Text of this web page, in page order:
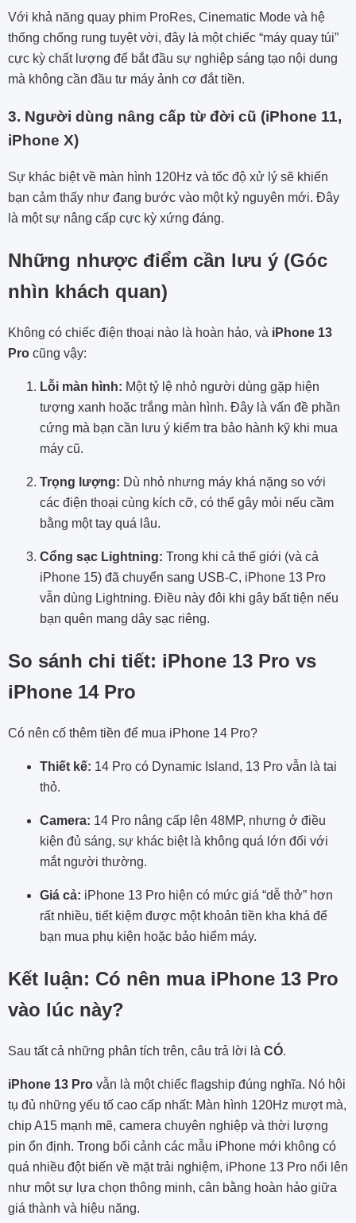
Với khả năng quay phim ProRes, Cinematic Mode và hệ
thống chống rung tuyệt vời, đây là một chiếc “máy quay túi”
cực kỳ chất lượng để bắt đầu sự nghiệp sáng tạo nội dung
mà không cần đầu tư máy ảnh cơ đắt tiền.
3. Người dùng nâng cấp từ đời cũ (iPhone 11,
iPhone X)
Sự khác biệt về màn hình 120Hz và tốc độ xử lý sẽ khiến
bạn cảm thấy như đang bước vào một kỷ nguyên mới. Đây
là một sự nâng cấp cực kỳ xứng đáng.
Những nhược điểm cần lưu ý (Góc
nhìn khách quan)
Không có chiếc điện thoại nào là hoàn hảo, và iPhone 13
Pro cũng vậy:
Lỗi màn hình: Một tỷ lệ nhỏ người dùng gặp hiện
tượng xanh hoặc trắng màn hình. Đây là vấn đề phần
cứng mà bạn cần lưu ý kiểm tra bảo hành kỹ khi mua
máy cũ.
Trọng lượng: Dù nhỏ nhưng máy khá nặng so với
các điện thoại cùng kích cỡ, có thể gây mỏi nếu cầm
bằng một tay quá lâu.
Cổng sạc Lightning: Trong khi cả thế giới (và cả
iPhone 15) đã chuyển sang USB-C, iPhone 13 Pro
vẫn dùng Lightning. Điều này đôi khi gây bất tiện nếu
bạn quên mang dây sạc riêng.
So sánh chi tiết: iPhone 13 Pro vs
iPhone 14 Pro
Có nên cố thêm tiền để mua iPhone 14 Pro?
Thiết kế: 14 Pro có Dynamic Island, 13 Pro vẫn là tai
thỏ.
Camera: 14 Pro nâng cấp lên 48MP, nhưng ở điều
kiện đủ sáng, sự khác biệt là không quá lớn đối với
mắt người thường.
Giá cả: iPhone 13 Pro hiện có mức giá “dễ thở” hơn
rất nhiều, tiết kiệm được một khoản tiền kha khá để
bạn mua phụ kiện hoặc bảo hiểm máy.
Kết luận: Có nên mua iPhone 13 Pro
vào lúc này?
Sau tất cả những phân tích trên, câu trả lời là CÓ.
iPhone 13 Pro vẫn là một chiếc flagship đúng nghĩa. Nó hội
tụ đủ những yếu tố cao cấp nhất: Màn hình 120Hz mượt mà,
chip A15 mạnh mẽ, camera chuyên nghiệp và thời lượng
pin ổn định. Trong bối cảnh các mẫu iPhone mới không có
quá nhiều đột biến về mặt trải nghiệm, iPhone 13 Pro nổi lên
như một sự lựa chọn thông minh, cân bằng hoàn hảo giữa
giá thành và hiệu năng.